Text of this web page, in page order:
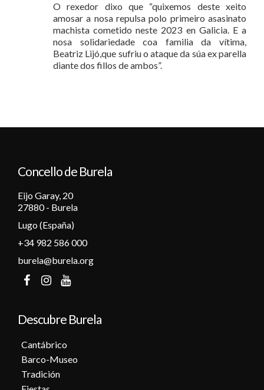
O rexedor dixo que “quixemos deste xeito
amosar a nosa repulsa polo primeiro asasinato
machista cometido neste 2023 en Galicia. E a
nosa solidariedade coa familia da vítima,
Beatriz Lijó,que sufriu o ataque da súa ex parella
diante dos fillos de ambos”.
Concello de Burela
Eijo Garay, 20
27880 - Burela
Lugo (España)
+34 982 586 000
burela@burela.org
Descubre Burela
Cantábrico
Barco-Museo
Tradición